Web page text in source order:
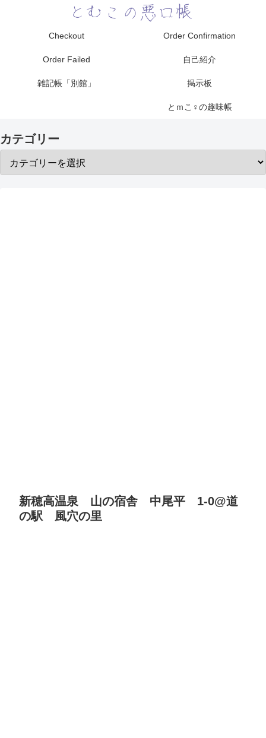
Checkout Order Confirmation
Order Failed 自己紹介
雑記帳「別館」 掲示板
とｍこ♀の趣味帳
カテゴリー
新穂高温泉 山の宿舎 中尾平 1-0@道
の駅 風穴の里